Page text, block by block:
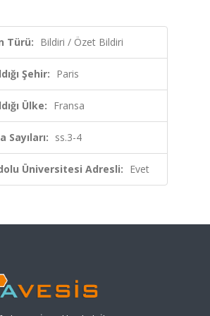
Türü: Bildiri / Özet Bildiri
Şehir: Paris
Ülke: Fransa
Sayıları: ss.3-4
Üniversitesi Adresli: Evet